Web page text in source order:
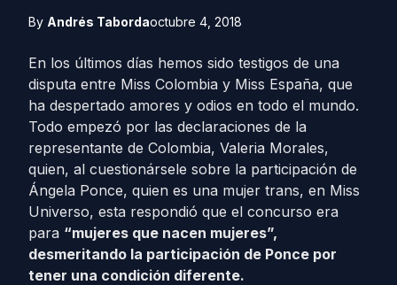
By Andrés Tabordaoctubre 4, 2018
En los últimos días hemos sido testigos de una
disputa entre Miss Colombia y Miss España, que
ha despertado amores y odios en todo el mundo.
Todo empezó por las declaraciones de la
representante de Colombia, Valeria Morales,
quien, al cuestionársele sobre la participación de
Ángela Ponce, quien es una mujer trans, en Miss
Universo, esta respondió que el concurso era
para “mujeres que nacen mujeres”,
desmeritando la participación de Ponce por
tener una condición diferente.